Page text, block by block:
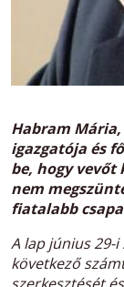
Habram Mária,
igazgatója és
be, hogy vevőt
nem
fiatalabb
A lap június 29-
következő